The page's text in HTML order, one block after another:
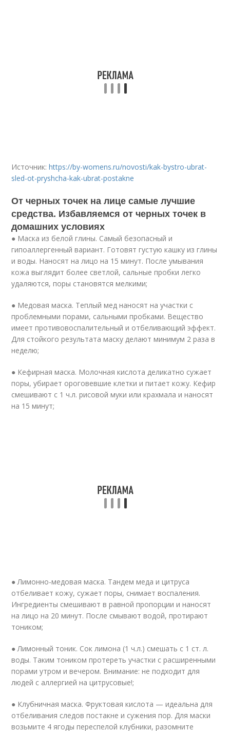
Источник:https://by-womens.ru/novosti/kak-bystro-ubrat-
sled-ot-pryshcha-kak-ubrat-postakne
От черных точек на лице самые лучшие
средства. Избавляемся от черных точек в
домашних условиях
● Маска из белой глины. Самый безопасный и
гипоаллергенный вариант. Готовят густую кашку из глины
и воды. Наносят на лицо на 15 минут. После умывания
кожа выглядит более светлой, сальные пробки легко
удаляются, поры становятся мелкими;
● Медовая маска. Теплый мед наносят на участки с
проблемными порами, сальными пробками. Вещество
имеет противовоспалительный и отбеливающий эффект.
Для стойкого результата маску делают минимум 2 раза в
неделю;
● Кефирная маска. Молочная кислота деликатно сужает
поры, убирает ороговевшие клетки и питает кожу. Кефир
смешивают с 1 ч.л. рисовой муки или крахмала и наносят
на 15 минут;
● Лимонно-медовая маска. Тандем меда и цитруса
отбеливает кожу, сужает поры, снимает воспаления.
Ингредиенты смешивают в равной пропорции и наносят
на лицо на 20 минут. После смывают водой, протирают
тоником;
● Лимонный тоник. Сок лимона (1 ч.л.) смешать с 1 ст. л.
воды. Таким тоником протереть участки с расширенными
порами утром и вечером. Внимание: не подходит для
людей с аллергией на цитрусовые!;
● Клубничная маска. Фруктовая кислота — идеальна для
отбеливания следов постакне и сужения пор. Для маски
возьмите 4 ягоды переспелой клубники, разомните